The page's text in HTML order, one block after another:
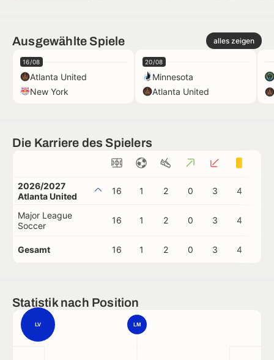
Ausgewählte Spiele alles zeigen
16/08
Atlanta United
New York
20/08
Minnesota
Atlanta United
Die Karriere des Spielers
2026/2027
Atlanta United
16 1 2 0 3 4
Major League
Soccer
16 1 2 0 3 4
Gesamt 16 1 2 0 3 4
Statistik nach Position
LV LM